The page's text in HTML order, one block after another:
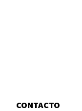
CONTACTO